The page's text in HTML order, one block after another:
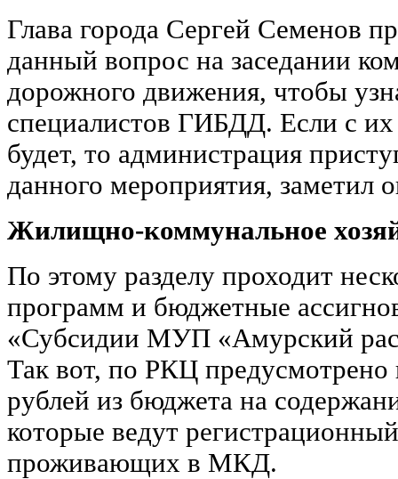
Глава города Сергей Семенов
данный вопрос на заседании
дорожного движения, чтобы
специалистов ГИБДД. Если с
будет, то администрация
данного мероприятия, заметил
Жилищно-коммунальное
По этому разделу проходит
программ и бюджетные
«Субсидии МУП «Амурский
Так вот, по РКЦ
рублей из бюджета на
которые ведут
проживающих в МКД.